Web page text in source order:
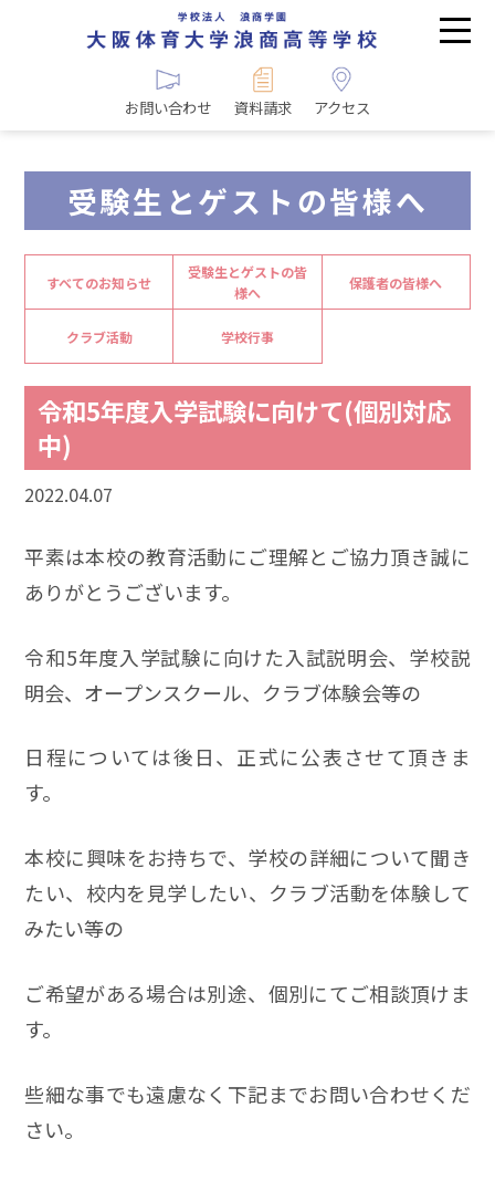
お問い合わせ 資料請求 アクセス
受験生とゲストの皆様へ
すべてのお知らせ
受験生とゲストの皆
様へ
保護者の皆様へ
クラブ活動 学校行事
令和5年度入学試験に向けて(個別対応
中)
2022.04.07
平素は本校の教育活動にご理解とご協力頂き誠に
ありがとうございます。
令和5年度入学試験に向けた入試説明会、学校説
明会、オープンスクール、クラブ体験会等の
日程については後日、正式に公表させて頂きま
す。
本校に興味をお持ちで、学校の詳細について聞き
たい、校内を見学したい、クラブ活動を体験して
みたい等の
ご希望がある場合は別途、個別にてご相談頂けま
す。
些細な事でも遠慮なく下記までお問い合わせくだ
さい。